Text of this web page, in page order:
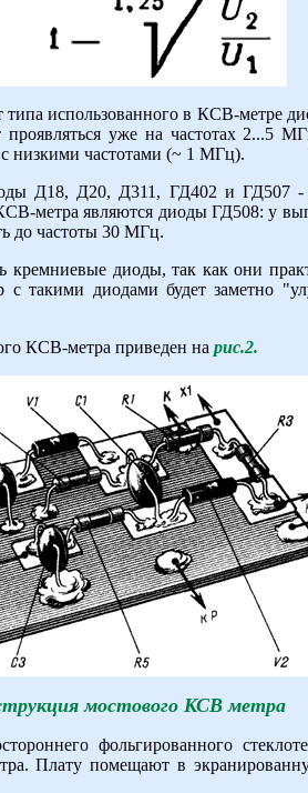
использованного в КСВ-метре
проявляться уже на частотах 2...5
низкими частотами (~ 1 МГц).
Д18, Д20, Д311, ГД402 и ГД507 -
метра являются диоды ГД508: у
до частоты 30 МГц.
кремниевые диоды, так как они
такими диодами будет заметно
КСВ-метра приведен на рис.2.
мостового КСВ метра
фольгированного
Плату помещают в